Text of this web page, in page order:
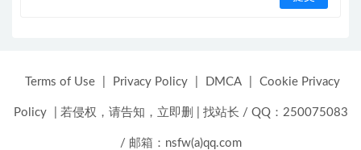
Terms of Use Privacy Policy DMCA Cookie Privacy
Policy 若侵权，请告知，立即删 找站长 / QQ：250075083
/ 邮箱：nsfw(a)qq.com